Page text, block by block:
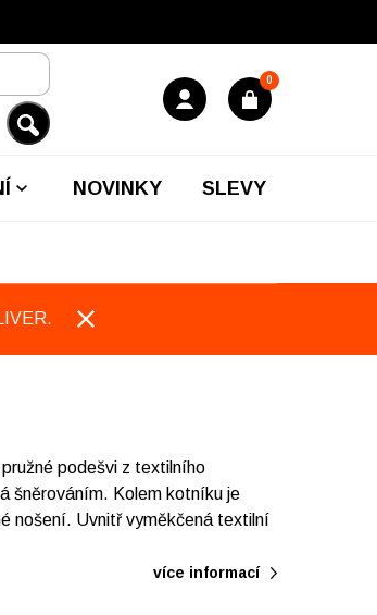
0
NOVINKY SLEVY
podešvi z textilního
šněrováním. Kolem kotníku je
nošení. Uvnitř vyměkčená textilní
více informací